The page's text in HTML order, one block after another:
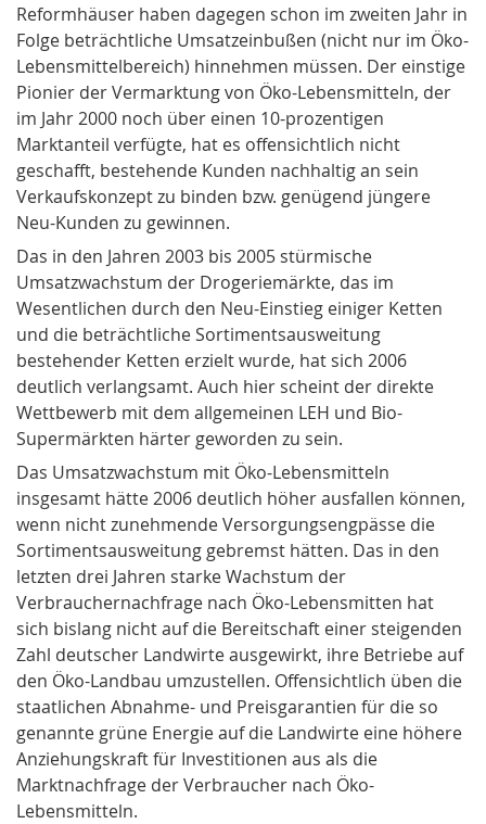
Reformhäuser haben dagegen schon im zweiten Jahr in
Folge beträchtliche Umsatzeinbußen (nicht nur im Öko-
Lebensmittelbereich) hinnehmen müssen. Der einstige
Pionier der Vermarktung von Öko-Lebensmitteln, der
im Jahr 2000 noch über einen 10-prozentigen
Marktanteil verfügte, hat es offensichtlich nicht
geschafft, bestehende Kunden nachhaltig an sein
Verkaufskonzept zu binden bzw. genügend jüngere
Neu-Kunden zu gewinnen.
Das in den Jahren 2003 bis 2005 stürmische
Umsatzwachstum der Drogeriemärkte, das im
Wesentlichen durch den Neu-Einstieg einiger Ketten
und die beträchtliche Sortimentsausweitung
bestehender Ketten erzielt wurde, hat sich 2006
deutlich verlangsamt. Auch hier scheint der direkte
Wettbewerb mit dem allgemeinen LEH und Bio-
Supermärkten härter geworden zu sein.
Das Umsatzwachstum mit Öko-Lebensmitteln
insgesamt hätte 2006 deutlich höher ausfallen können,
wenn nicht zunehmende Versorgungsengpässe die
Sortimentsausweitung gebremst hätten. Das in den
letzten drei Jahren starke Wachstum der
Verbrauchernachfrage nach Öko-Lebensmitten hat
sich bislang nicht auf die Bereitschaft einer steigenden
Zahl deutscher Landwirte ausgewirkt, ihre Betriebe auf
den Öko-Landbau umzustellen. Offensichtlich üben die
staatlichen Abnahme- und Preisgarantien für die so
genannte grüne Energie auf die Landwirte eine höhere
Anziehungskraft für Investitionen aus als die
Marktnachfrage der Verbraucher nach Öko-
Lebensmitteln.